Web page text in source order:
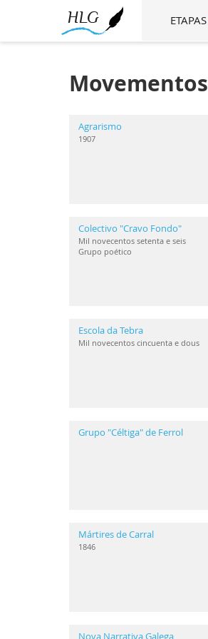
ETAPAS
Movementos
Agrarismo
1907
Colectivo "Cravo Fondo"
Mil novecentos setenta e seis
Grupo poético
Escola da Tebra
Mil novecentos cincuenta e dous
Grupo "Céltiga" de Ferrol
Mártires de Carral
1846
Nova Narrativa Galega